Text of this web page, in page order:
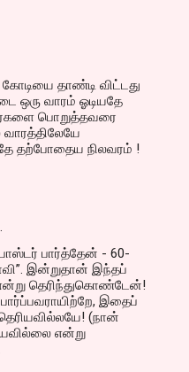
தாண்டி விட்டது
ஒரு வாரம் ஓடியதே
பொறுத்தவரை
தற்போதைய நிலவரம் !
பார்த்தேன் - 60-
இன்றுதான் இந்தப்
தெரிந்துகொண்டேன்!
இதைப்
(நான்
என்று